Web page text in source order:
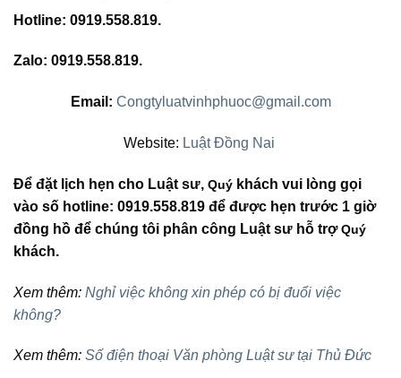
Hotline: 0919.558.819.
Zalo: 0919.558.819.
Email: Congtyluatvinhphuoc@gmail.com
Website: Luật Đồng Nai
Để đặt lịch hẹn cho Luật sư, Quý khách vui lòng gọi
vào số hotline: 0919.558.819 để được hẹn trước 1 giờ
đồng hồ để chúng tôi phân công Luật sư hỗ trợQuý
khách.
Xem thêm: Nghỉ việc không xin phép có bị đuổi việc
không?
Xem thêm: Số điện thoại Văn phòng Luật sư tại Thủ Đức